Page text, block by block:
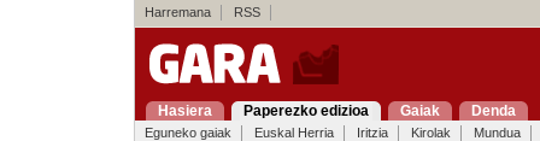
Harremana RSS
Hasiera Paperezko edizioa Gaiak Denda
Eguneko gaiak Euskal Herria Iritzia Kirolak Mundua